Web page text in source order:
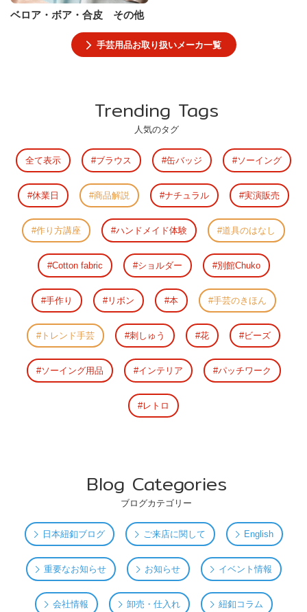
ベロア・ボア・合皮 その他
手芸用品お取り扱いメーカ一覧
Trending Tags
人気のタグ
全て表示 ブラウス 缶バッジ ソーイング
休業日 商品解説 ナチュラル 実演販売
作り方講座 ハンドメイド体験 道具のはなし
Cotton fabric ショルダー 別館Chuko
手作り リボン 本 手芸のきほん
トレンド手芸 刺しゅう 花 ビーズ
ソーイング用品 インテリア パッチワーク
レトロ
Blog Categories
ブログカテゴリー
日本紐釦ブログ ご来店に関して English
重要なお知らせ お知らせ イベント情報
会社情報 卸売・仕入れ 紐釦コラム